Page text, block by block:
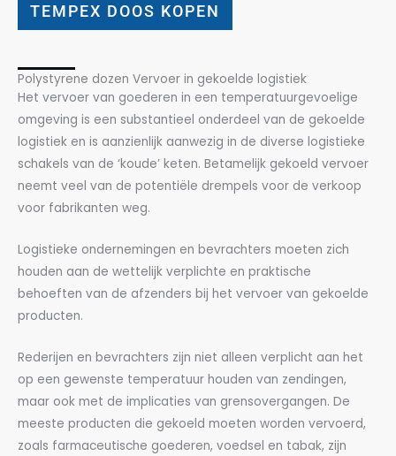
TEMPEX DOOS KOPEN
Polystyrene dozen Vervoer in gekoelde logistiek
Het vervoer van goederen in een temperatuurgevoelige
omgeving is een substantieel onderdeel van de gekoelde
logistiek en is aanzienlijk aanwezig in de diverse logistieke
schakels van de ‘koude’ keten. Betamelijk gekoeld vervoer
neemt veel van de potentiële drempels voor de verkoop
voor fabrikanten weg.
Logistieke ondernemingen en bevrachters moeten zich
houden aan de wettelijk verplichte en praktische
behoeften van de afzenders bij het vervoer van gekoelde
producten.
Rederijen en bevrachters zijn niet alleen verplicht aan het
op een gewenste temperatuur houden van zendingen,
maar ook met de implicaties van grensovergangen. De
meeste producten die gekoeld moeten worden vervoerd,
zoals farmaceutische goederen, voedsel en tabak, zijn